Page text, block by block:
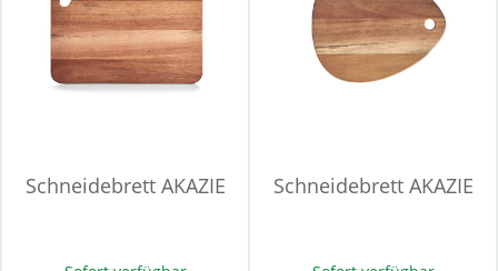
Schneidebrett AKAZIE Schneidebrett AKAZIE